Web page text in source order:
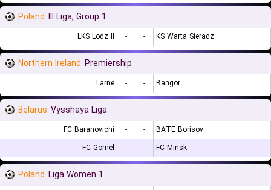
Poland III Liga, Group 1
LKS Lodz II - - KS Warta Sieradz
Northern Ireland Premiership
Larne - - Bangor
Belarus Vysshaya Liga
FC Baranovichi - -
BATE Borisov
FC Gomel
- - FC Minsk
Poland 1 Liga Women